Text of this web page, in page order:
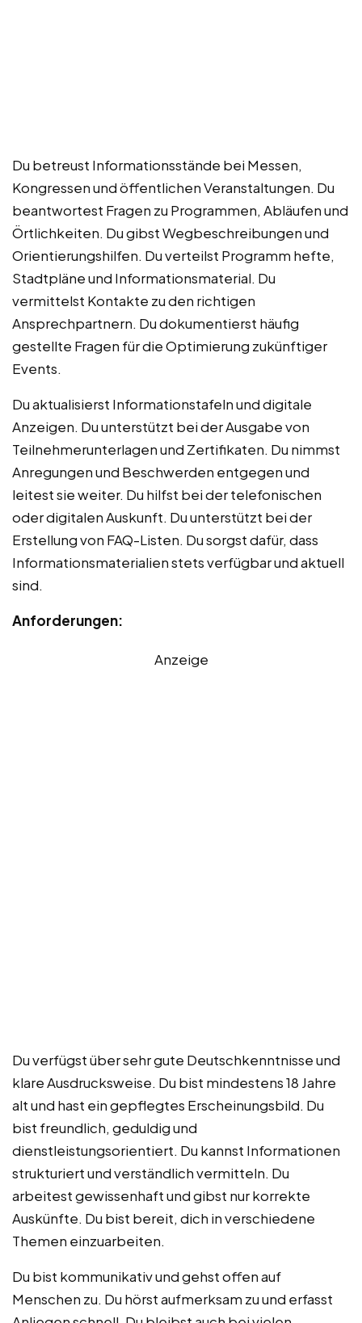
Du betreust Informationsstände bei Messen,
Kongressen und öffentlichen Veranstaltungen. Du
beantwortest Fragen zu Programmen, Abläufen und
Örtlichkeiten. Du gibst Wegbeschreibungen und
Orientierungshilfen. Du verteilst Programm hefte,
Stadtpläne und Informationsmaterial. Du
vermittelst Kontakte zu den richtigen
Ansprechpartnern. Du dokumentierst häufig
gestellte Fragen für die Optimierung zukünftiger
Events.
Du aktualisierst Informationstafeln und digitale
Anzeigen. Du unterstützt bei der Ausgabe von
Teilnehmerunterlagen und Zertifikaten. Du nimmst
Anregungen und Beschwerden entgegen und
leitest sie weiter. Du hilfst bei der telefonischen
oder digitalen Auskunft. Du unterstützt bei der
Erstellung von FAQ-Listen. Du sorgst dafür, dass
Informationsmaterialien stets verfügbar und aktuell
sind.
Anforderungen:
Anzeige
Du verfügst über sehr gute Deutschkenntnisse und
klare Ausdrucksweise. Du bist mindestens 18 Jahre
alt und hast ein gepflegtes Erscheinungsbild. Du
bist freundlich, geduldig und
dienstleistungsorientiert. Du kannst Informationen
strukturiert und verständlich vermitteln. Du
arbeitest gewissenhaft und gibst nur korrekte
Auskünfte. Du bist bereit, dich in verschiedene
Themen einzuarbeiten.
Du bist kommunikativ und gehst offen auf
Menschen zu. Du hörst aufmerksam zu und erfasst